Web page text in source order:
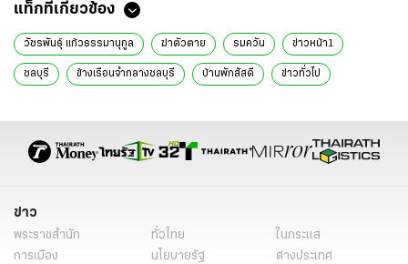
แท็กที่เกี่ยวข้อง
วัชรพันธุ์ แก้วธรรมานุกูล ฆ่าตัวตาย รมควัน ข่าวหน้า1
ชลบุรี ข้างเรือนจำกลางชลบุรี บ้านพักสัสดี ข่าวทั่วไป
ข่าว
พระราชสำนัก ทั่วไทย
ในกระแส
การเมือง
นโยบายรัฐ
ต่างประเทศ